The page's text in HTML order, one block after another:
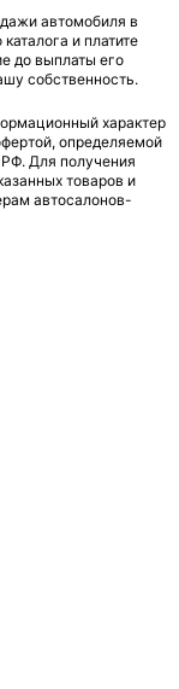
автомобиля в
и платите
до выплаты его
собственность.
характер
определяемой
Для получения
товаров и
автосалонов-